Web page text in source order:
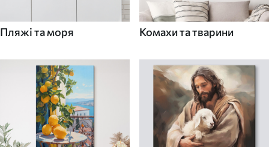
Пляжі та моря Комахи та тварини